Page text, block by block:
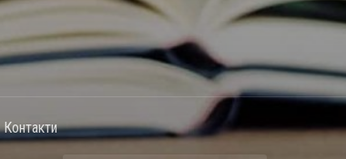
Контакти